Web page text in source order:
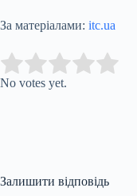
За матеріалами: itc.ua
Rate this item:
No votes yet.
Залишити відповідь